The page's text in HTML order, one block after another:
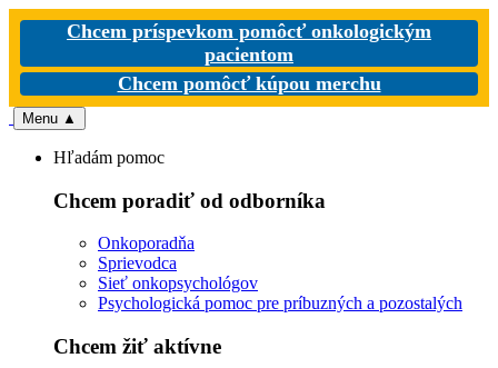
Chcem príspevkom pomôcť onkologickým
pacientom
Chcem pomôcť kúpou merchu
Menu ▲
Hľadám pomoc
Chcem poradiť od odborníka
Onkoporadňa
Sprievodca
Sieť onkopsychológov
Psychologická pomoc pre príbuzných a pozostalých
Chcem žiť aktívne